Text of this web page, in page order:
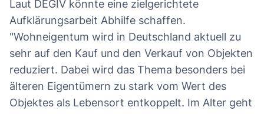
Laut DEGIV könnte eine zielgerichtete
Aufklärungsarbeit Abhilfe schaffen.
"Wohneigentum wird in Deutschland aktuell zu
sehr auf den Kauf und den Verkauf von Objekten
reduziert. Dabei wird das Thema besonders bei
älteren Eigentümern zu stark vom Wert des
Objektes als Lebensort entkoppelt. Im Alter geht